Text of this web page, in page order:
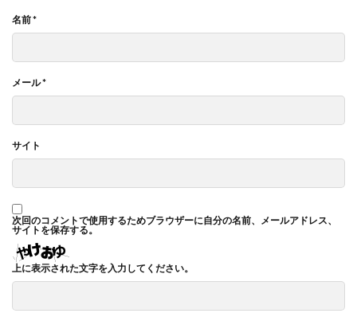
名前*
メール*
サイト
次回のコメントで使用するためブラウザーに自分の名前、メールアドレス、
サイトを保存する。
上に表示された文字を入力してください。